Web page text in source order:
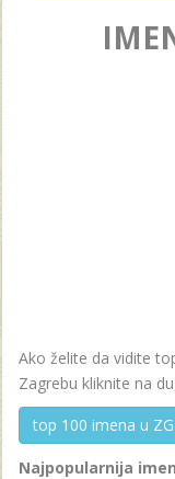
Ako želite da vidite
Zagrebu kliknite na
top 100 imena u
Najpopularnija